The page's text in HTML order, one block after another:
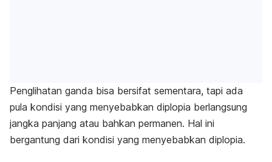
Penglihatan ganda bisa bersifat sementara, tapi ada
pula kondisi yang menyebabkan diplopia berlangsung
jangka panjang atau bahkan permanen. Hal ini
bergantung dari kondisi yang menyebabkan diplopia.